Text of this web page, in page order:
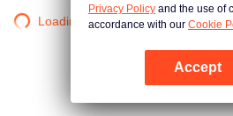
Loading…
Privacy Policy and the use of
accordance with our Cookie
Accept